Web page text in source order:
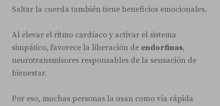
Saltar la cuerda también tiene beneficios emocionales.
Al elevar el ritmo cardíaco y activar el sistema
simpático, favorece la liberación de endorfinas,
neurotransmisores responsables de la sensación de
bienestar.
Por eso, muchas personas la usan como vía rápida